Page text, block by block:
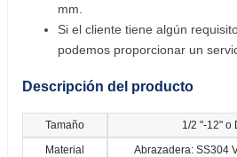
mm.
Si el cliente tiene algún
podemos proporcionar un
Descripción del producto
Tamaño
1/2 "-12" o
Material
Abrazadera: SS304